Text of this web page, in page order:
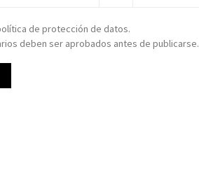
de protección de datos.
deben ser aprobados antes de publicarse.